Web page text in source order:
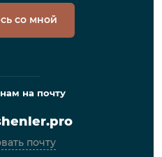
со мной
на почту
почту